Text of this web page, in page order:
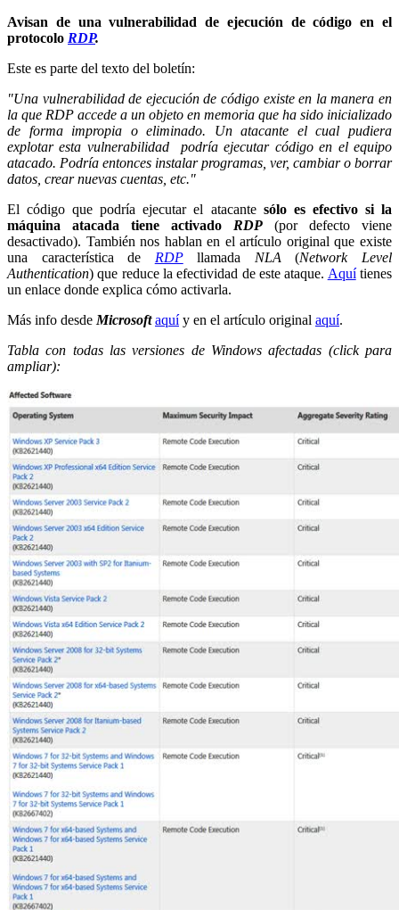
Avisan de una vulnerabilidad de ejecución de código en el
protocolo RDP.
Este es parte del texto del boletín:
"Una vulnerabilidad de ejecución de código existe en la manera en
la que RDP accede a un objeto en memoria que ha sido inicializado
de forma impropia o eliminado. Un atacante el cual pudiera
explotar esta vulnerabilidad podría ejecutar código en el equipo
atacado. Podría entonces instalar programas, ver, cambiar o borrar
datos, crear nuevas cuentas, etc."
El código que podría ejecutar el atacantesólo es efectivo si la
máquina atacada tiene activado RDP (por defecto viene
desactivado). También nos hablan en el artículo original que existe
una característica de RDPllamada NLA (Network Level
Authentication) que reduce la efectividad de este ataque. Aquítienes
un enlace donde explica cómo activarla.
Más info desde Microsoft aquíy en el artículo original aquí.
Tabla con todas las versiones de Windows afectadas (click para
ampliar):